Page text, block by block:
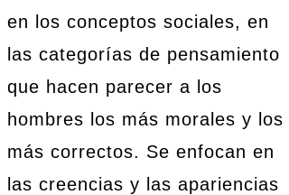
en los conceptos sociales, en
las categorías de pensamiento
que hacen parecer a los
hombres los más morales y los
más correctos. Se enfocan en
las creencias y las apariencias